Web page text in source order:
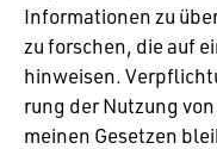
Infor­ma­tionen zu
zu forschen, die auf
hinweisen.
rung der Nutzung
meinen Gesetzen